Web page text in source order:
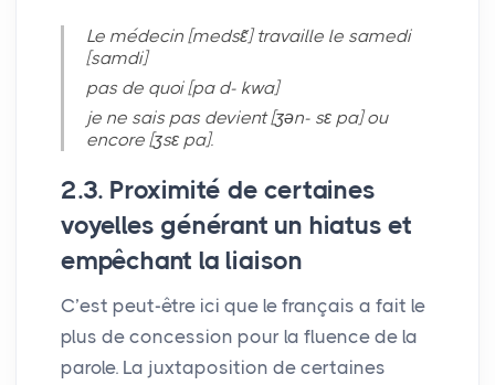
Le médecin [medsɛ̃] travaille le samedi
[samdi]
pas de quoi [pa d- kwa]
je ne sais pas devient [ʒən- sɛ pa] ou
encore [ʒsɛ pa].
2.3. Proximité de certaines
voyelles générant un hiatus et
empêchant la liaison
C’est peut-être ici que le français a fait le
plus de concession pour la fluence de la
parole. La juxtaposition de certaines